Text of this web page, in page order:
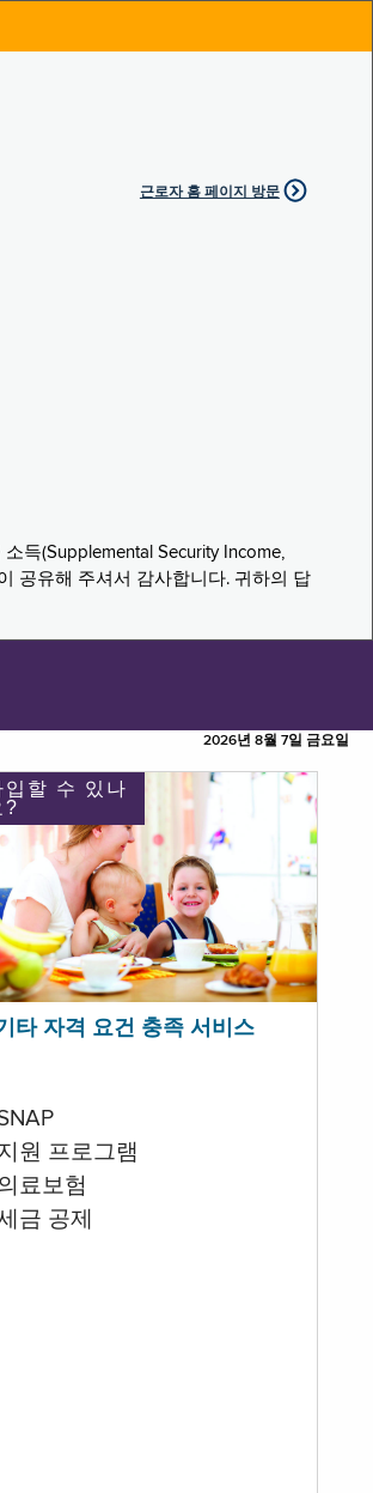
근로자 홈 페이지 방문
득(Supplemental Security Income,
공유해 주셔서 감사합니다. 귀하의 답
2026년 8월 7일 금요일
입할 수 있나
?
타 자격 요건 충족 서비스
원 프로그램
료보험
금 공제